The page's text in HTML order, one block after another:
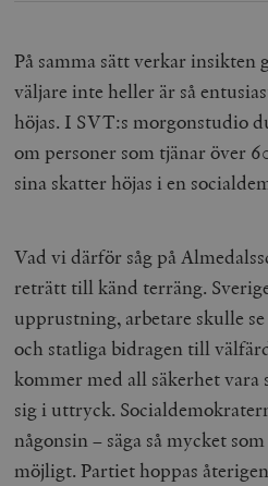
På samma sätt verkar insikten
väljare inte heller är så
höjas. I SVT:s morgonstudio
om personer som tjänar över
sina skatter höjas i en
Vad vi därför såg på
reträtt till känd terräng.
upprustning, arbetare skulle
och statliga bidragen till
kommer med all säkerhet vara
sig i uttryck.
någonsin – säga så mycket
möjligt. Partiet hoppas